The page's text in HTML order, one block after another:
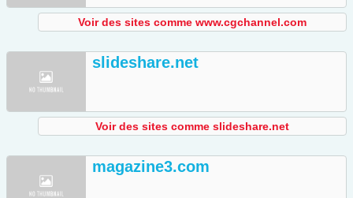
Voir des sites comme www.cgchannel.com
slideshare.net
Voir des sites comme slideshare.net
magazine3.com